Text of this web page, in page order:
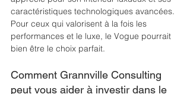
caractéristiques technologiques avancées.
Pour ceux qui valorisent à la fois les
performances et le luxe, le Vogue pourrait
bien être le choix parfait.
Comment Grannville Consulting
peut vous aider à investir dans le